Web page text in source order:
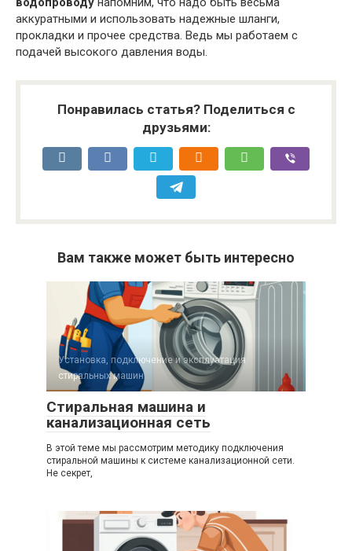
аккуратными и использовать надежные шланги,
прокладки и прочее средства. Ведь мы работаем с
подачей высокого давления воды.
Понравилась статья? Поделиться с
друзьями:
Вам также может быть интересно
Установка, подключение и эксплуатация
стиральных машин
Стиральная машина и
канализационная сеть
В этой теме мы рассмотрим методику подключения
стиральной машины к системе канализационной сети.
Не секрет,